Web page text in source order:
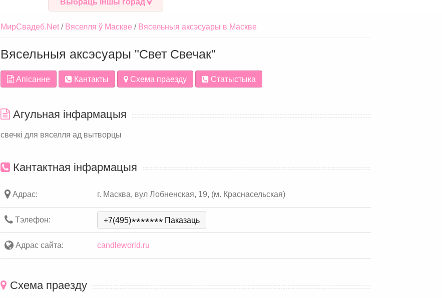
Выбраць іншы горад
МирСвадеб.Net Вяселля ў Маскве Вясельныя аксэсуары в Маскве
Вясельныя аксэсуары "Свет Свечак"
Апісанне Кантакты Схема праезду Статыстыка
Агульная інфармацыя
свечкі для вяселля ад вытворцы
Кантактная інфармацыя
Адрас: г. Масква, вул Лобненская, 19, (м. Краснасельская)
Тэлефон: +7(495)******* Паказаць
Адрас сайта: candleworld.ru
Схема праезду